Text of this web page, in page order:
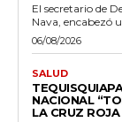
El secretario de
Nava, encabezó
06/08/2026
SALUD
NACIONAL
LA CRUZ